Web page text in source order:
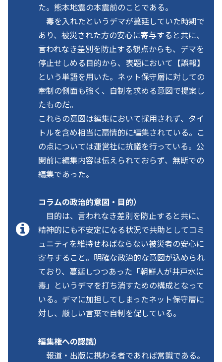
た。熊本地震の本震前のことである。
毒を入れたというデマが蔓延していた時期で
あり、被災された方の安心に寄与すると共に、
言われなき差別を防止する観点からも、デマを
停止せしめる目的から、表題において【誤報】
という単語を用いた。ネット保守層に対しての
牽制の側面も強く、自制を求める意図で提案し
たものだ。
これらの意図は編集において採用されず、タイ
トルを含め相当に扇情的に編集されている。こ
の点については運営社に抗議を行っている。公
開前に編集内容は伝えられておらず、無断での
編集であった。
コラムの政治的意図・目的）
目的は、言われなき差別を防止すると共に、
精神的にも不安定になる状況で共助としてコミ
ュニティを維持せねばならない被災者の安心に
寄与すること。明確な政治的な意図が込められ
ており、蔓延しつつあった「朝鮮人が井戸水に
毒」というデマを打ち消すための構成となって
いる。デマに加担してしまったネット保守層に
対し、厳しい言葉で自制を促している。
編集権への認識）
報道・出版に携わる者であれば常識である。